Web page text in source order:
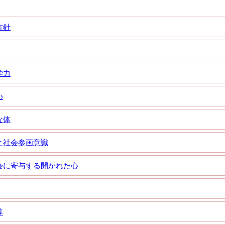
針
力
体
社会参画意識
に寄与する開かれた心